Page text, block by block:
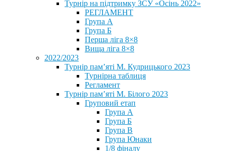
Турнір на підтримку ЗСУ «Осінь 2022»
РЕГЛАМЕНТ
Група А
Група Б
Перша ліга 8×8
Вища ліга 8×8
2022/2023
Турнір пам’яті М. Кудрицького 2023
Турнірна таблиця
Регламент
Турнір пам’яті М. Білого 2023
Груповий етап
Група А
Група Б
Група В
Група Юнаки
1/8 фіналу